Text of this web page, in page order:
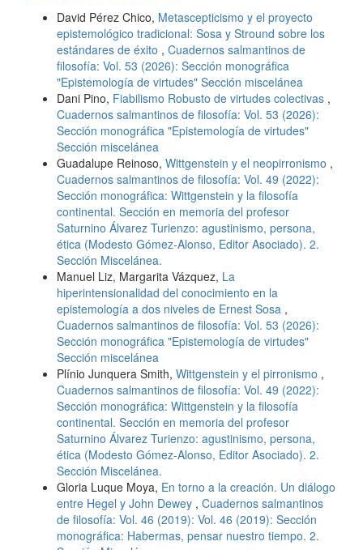
David Pérez Chico, Metascepticismo y el proyecto
epistemológico tradicional: Sosa y Stround sobre los
estándares de éxito , Cuadernos salmantinos de
filosofía: Vol. 53 (2026): Sección monográfica
"Epistemología de virtudes" Sección miscelánea
Dani Pino, Fiabilismo Robusto de virtudes colectivas ,
Cuadernos salmantinos de filosofía: Vol. 53 (2026):
Sección monográfica "Epistemología de virtudes"
Sección miscelánea
Guadalupe Reinoso, Wittgenstein y el neopirronismo ,
Cuadernos salmantinos de filosofía: Vol. 49 (2022):
Sección monográfica: Wittgenstein y la filosofía
continental. Sección en memoria del profesor
Saturnino Álvarez Turienzo: agustinismo, persona,
ética (Modesto Gómez-Alonso, Editor Asociado). 2.
Sección Miscelánea.
Manuel Liz, Margarita Vázquez, La
hiperintensionalidad del conocimiento en la
epistemología a dos niveles de Ernest Sosa ,
Cuadernos salmantinos de filosofía: Vol. 53 (2026):
Sección monográfica "Epistemología de virtudes"
Sección miscelánea
Plínio Junquera Smith, Wittgenstein y el pirronismo ,
Cuadernos salmantinos de filosofía: Vol. 49 (2022):
Sección monográfica: Wittgenstein y la filosofía
continental. Sección en memoria del profesor
Saturnino Álvarez Turienzo: agustinismo, persona,
ética (Modesto Gómez-Alonso, Editor Asociado). 2.
Sección Miscelánea.
Gloria Luque Moya, En torno a la creación. Un diálogo
entre Hegel y John Dewey , Cuadernos salmantinos
de filosofía: Vol. 46 (2019): Vol. 46 (2019): Sección
monográfica: Habermas, pensar nuestro tiempo. 2.